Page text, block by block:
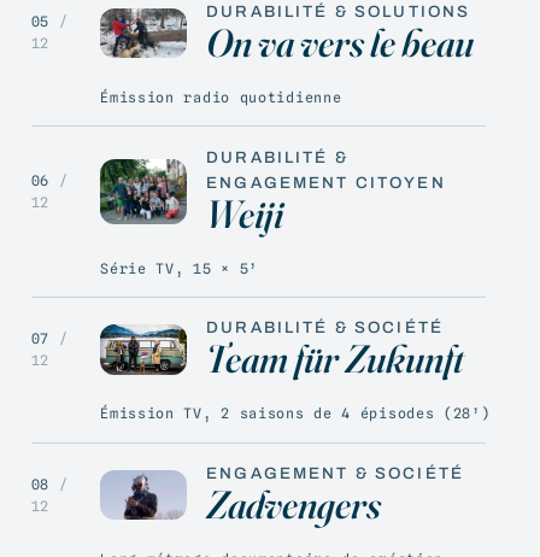
05 /
12
DURABILITÉ & SOLUTIONS
On va vers le beau
Émission radio quotidienne
06 /
12
DURABILITÉ &
ENGAGEMENT CITOYEN
Weiji
Série TV, 15 × 5’
07 /
12
DURABILITÉ & SOCIÉTÉ
Team für Zukunft
Émission TV, 2 saisons de 4 épisodes (28’)
08 /
12
ENGAGEMENT & SOCIÉTÉ
Zadvengers